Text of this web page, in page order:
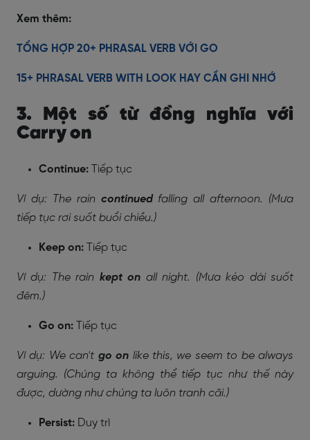
Xem thêm:
TỔNG HỢP 20+ PHRASAL VERB VỚI GO
15+ PHRASAL VERB WITH LOOK HAY CẦN GHI NHỚ
3. Một số từ đồng nghĩa với
Carry on
Continue: Tiếp tục
Ví dụ: The rain continuedfalling all afternoon. (Mưa
tiếp tục rơi suốt buổi chiều.)
Keep on: Tiếp tục
Ví dụ: The rain kept on all night. (Mưa kéo dài suốt
đêm.)
Go on: Tiếp tục
Ví dụ: We can't go on like this, we seem to be always
arguing. (Chúng ta không thể tiếp tục như thế này
được, dường như chúng ta luôn tranh cãi.)
Persist: Duy trì